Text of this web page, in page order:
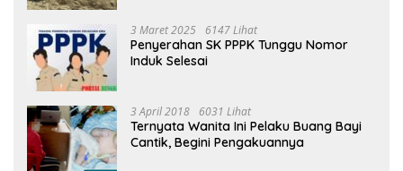
3 Maret 2025 6147 Lihat
Penyerahan SK PPPK Tunggu Nomor
Induk Selesai
3 April 2018 6031 Lihat
Ternyata Wanita Ini Pelaku Buang Bayi
Cantik, Begini Pengakuannya